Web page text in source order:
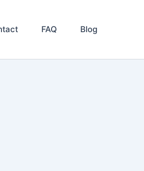
FAQ Blog